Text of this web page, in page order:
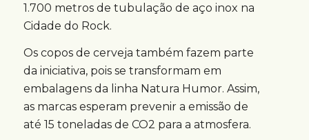
1.700 metros de tubulação de aço inox na
Cidade do Rock.
Os copos de cerveja também fazem parte
da iniciativa, pois se transformam em
embalagens da linha Natura Humor. Assim,
as marcas esperam prevenir a emissão de
até 15 toneladas de CO2 para a atmosfera.